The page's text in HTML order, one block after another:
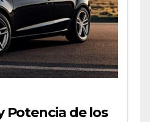
Potencia de los